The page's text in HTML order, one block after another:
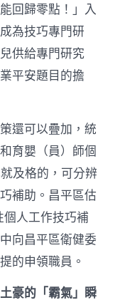
回歸零點！」入
為技巧專門研
供給專門研究
平安題目的擔
還可以疊加，統
育嬰（員）師個
及格的，可分辨
補助。昌平區估
人工作技巧補
向昌平區衛健委
的申領職員。
豪的「霸氣」瞬